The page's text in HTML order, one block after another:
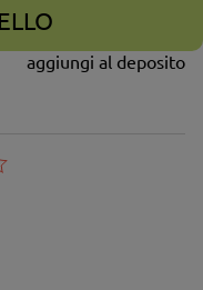
aggiungi al deposito